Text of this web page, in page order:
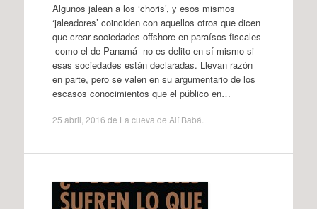
Algunos jalean a los ‘choris’, y esos mismos
‘jaleadores’ coinciden con aquellos otros que dicen
que crear sociedades offshore en paraísos fiscales
-como el de Panamá- no es delito en sí mismo si
esas sociedades están declaradas. Llevan razón
en parte, pero se valen en su argumentario de los
escasos conocimientos que el público en…
25 abril, 2016 de La cueva de Alí Babá